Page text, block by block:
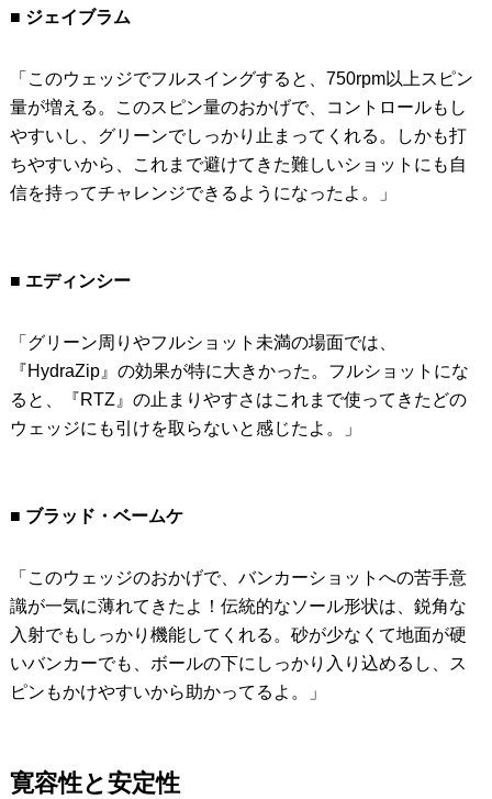
■ ジェイブラム
「このウェッジでフルスイングすると、750rpm以上スピン
量が増える。このスピン量のおかげで、コントロールもし
やすいし、グリーンでしっかり止まってくれる。しかも打
ちやすいから、これまで避けてきた難しいショットにも自
信を持ってチャレンジできるようになったよ。」
■ エディンシー
「グリーン周りやフルショット未満の場面では、
『HydraZip』の効果が特に大きかった。フルショットにな
ると、『RTZ』の止まりやすさはこれまで使ってきたどの
ウェッジにも引けを取らないと感じたよ。」
■ ブラッド・ベームケ
「このウェッジのおかげで、バンカーショットへの苦手意
識が一気に薄れてきたよ！伝統的なソール形状は、鋭角な
入射でもしっかり機能してくれる。砂が少なくて地面が硬
いバンカーでも、ボールの下にしっかり入り込めるし、ス
ピンもかけやすいから助かってるよ。」
寛容性と安定性